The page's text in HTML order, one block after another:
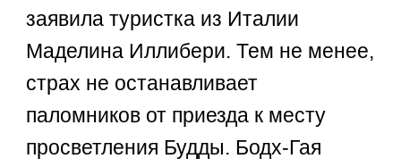
заявила туристка из Италии
Маделина Иллибери. Тем не менее,
страх не останавливает
паломников от приезда к месту
просветления Будды. Бодх-Гая